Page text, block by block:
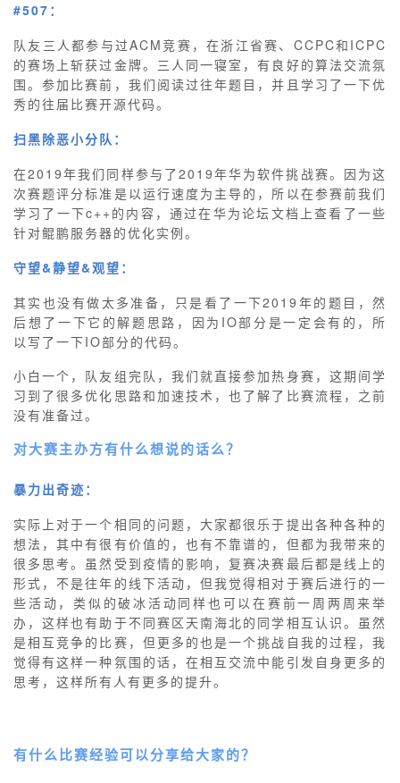
#507：
队友三人都参与过ACM竞赛，在浙江省赛、CCPC和ICPC
的赛场上斩获过金牌。三人同一寝室，有良好的算法交流氛
围。参加比赛前，我们阅读过往年题目，并且学习了一下优
秀的往届比赛开源代码。
扫黑除恶小分队：
在2019年我们同样参与了2019年华为软件挑战赛。因为这
次赛题评分标准是以运行速度为主导的，所以在参赛前我们
学习了一下c++的内容，通过在华为论坛文档上查看了一些
针对鲲鹏服务器的优化实例。
守望&静望&观望：
其实也没有做太多准备，只是看了一下2019年的题目，然
后想了一下它的解题思路，因为IO部分是一定会有的，所
以写了一下IO部分的代码。
小白一个，队友组完队，我们就直接参加热身赛，这期间学
习到了很多优化思路和加速技术，也了解了比赛流程，之前
没有准备过。
对大赛主办方有什么想说的话么？
暴力出奇迹：
实际上对于一个相同的问题，大家都很乐于提出各种各种的
想法，其中有很有价值的，也有不靠谱的，但都为我带来的
很多思考。虽然受到疫情的影响，复赛决赛最后都是线上的
形式，不是往年的线下活动，但我觉得相对于赛后进行的一
些活动，类似的破冰活动同样也可以在赛前一周两周来举
办，这样也有助于不同赛区天南海北的同学相互认识。虽然
是相互竞争的比赛，但更多的也是一个挑战自我的过程，我
觉得有这样一种氛围的话，在相互交流中能引发自身更多的
思考，这样所有人有更多的提升。
有什么比赛经验可以分享给大家的？